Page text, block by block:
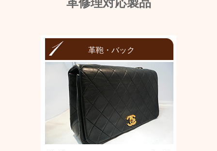
革鞄・バック